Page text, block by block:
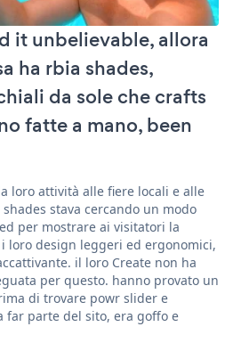
it unbelievable, allora
ha rbia shades,
da sole che crafts
fatte a mano, been
loro attività alle fiere locali e alle
stava cercando un modo
per mostrare ai visitatori la
loro design leggeri ed ergonomici,
il loro Create non ha
per questo. hanno provato un
di trovare powr slider e
far parte del sito, era goffo e